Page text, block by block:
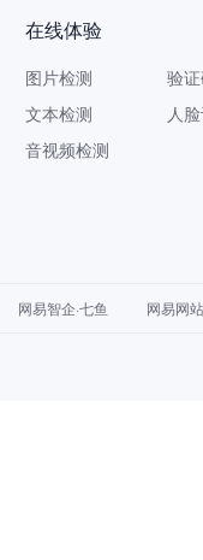
在线体验
图片检测
文本检测
音视频检测
验
人
网易智企·七鱼 网易网